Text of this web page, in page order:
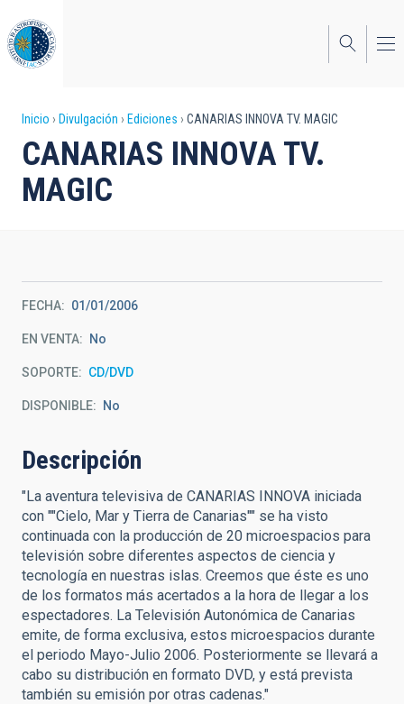
al
contenido
principal
Sobrescribir
enlaces
de
la
navegación
Inicio Divulgación Ediciones CANARIAS INNOVA TV. MAGIC
CANARIAS INNOVA TV.
MAGIC
FECHA 01/01/2006
EN VENTA No
SOPORTE CD/DVD
DISPONIBLE No
Descripción
"La aventura televisiva de CANARIAS INNOVA iniciada
con ""Cielo, Mar y Tierra de Canarias"" se ha visto
continuada con la producción de 20 microespacios para
televisión sobre diferentes aspectos de ciencia y
tecnología en nuestras islas. Creemos que éste es uno
de los formatos más acertados a la hora de llegar a los
espectadores. La Televisión Autonómica de Canarias
emite, de forma exclusiva, estos microespacios durante
el periodo Mayo-Julio 2006. Posteriormente se llevará a
cabo su distribución en formato DVD, y está prevista
también su emisión por otras cadenas."